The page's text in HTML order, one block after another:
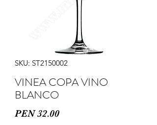
SKU: ST2150002
VINEA COPA VINO
BLANCO
PEN 32.00Price